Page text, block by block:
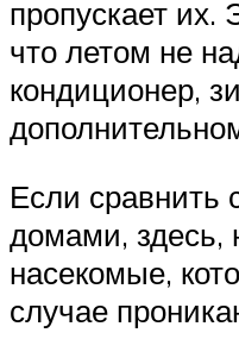
пропускает их.
что летом не
кондиционер,
Если сравнить
домами, здесь,
насекомые,
случае